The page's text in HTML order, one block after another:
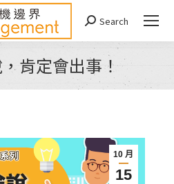
Search:
Search
肯定會出事！
You are here:
10 月
15